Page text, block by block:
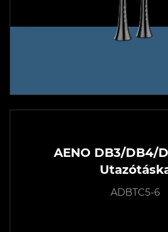
AENO DB3/DB4/
ADBTC5-6